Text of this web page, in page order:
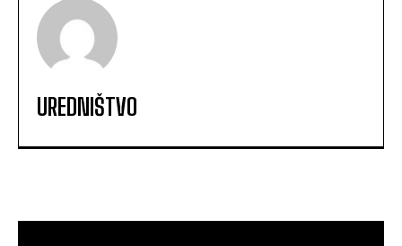
UREDNIŠTVO